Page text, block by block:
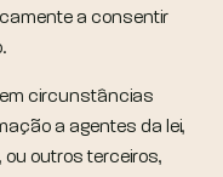
a consentir
circunstâncias
a agentes da lei,
ou outros terceiros,